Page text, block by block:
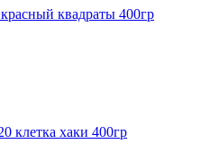
квадраты 400гр